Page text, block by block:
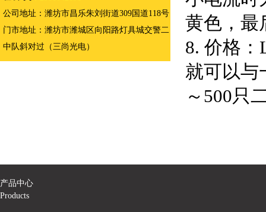
公司地址：潍坊市昌乐朱刘街道309国道118号
门市地址：潍坊市潍城区向阳路灯具城交警二
中队斜对过（三尚光电）
黄色，最
8. 价格
就可以与
～500只
产品中心
Products